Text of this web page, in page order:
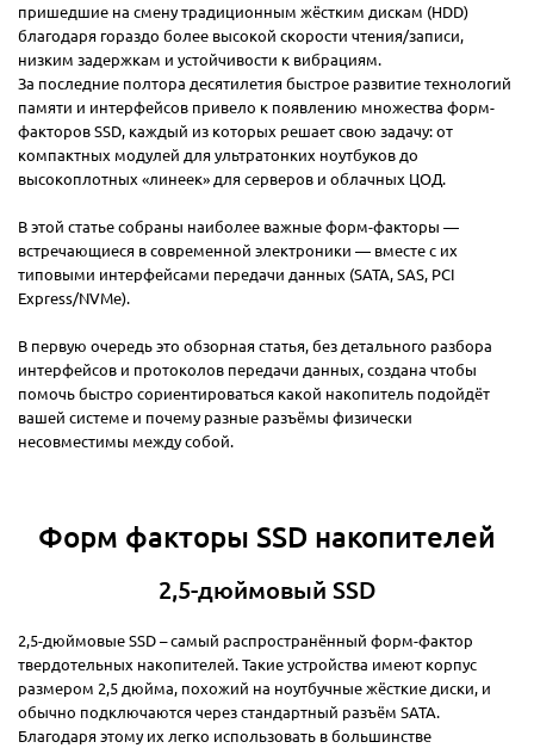
пришедшие на смену традиционным жёстким дискам (HDD)
благодаря гораздо более высокой скорости чтения/записи,
низким задержкам и устойчивости к вибрациям.
За последние полтора десятилетия быстрое развитие технологий
памяти и интерфейсов привело к появлению множества форм-
факторов SSD, каждый из которых решает свою задачу: от
компактных модулей для ультратонких ноутбуков до
высокоплотных «линеек» для серверов и облачных ЦОД.
В этой статье собраны наиболее важные форм-факторы —
встречающиеся в современной электроники — вместе с их
типовыми интерфейсами передачи данных (SATA, SAS, PCI
Express/NVMe).
В первую очередь это обзорная статья, без детального разбора
интерфейсов и протоколов передачи данных, создана чтобы
помочь быстро сориентироваться какой накопитель подойдёт
вашей системе и почему разные разъёмы физически
несовместимы между собой.
Форм факторы SSD накопителей
2,5-дюймовый SSD
2,5-дюймовые SSD – самый распространённый форм-фактор
твердотельных накопителей. Такие устройства имеют корпус
размером 2,5 дюйма, похожий на ноутбучные жёсткие диски, и
обычно подключаются через стандартный разъём SATA.
Благодаря этому их легко использовать в большинстве